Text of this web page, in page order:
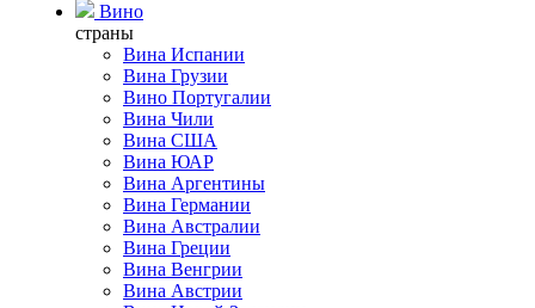
Вино
страны
Вина Испании
Вина Грузии
Вино Португалии
Вина Чили
Вина США
Вина ЮАР
Вина Аргентины
Вина Германии
Вина Австралии
Вина Греции
Вина Венгрии
Вина Австрии